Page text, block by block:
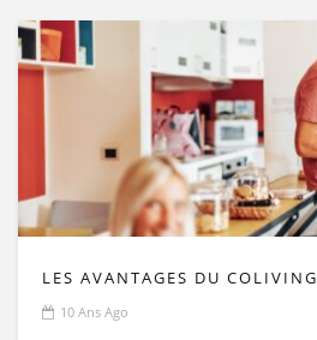
LES AVANTAGES DU COLIVING
10 Ans Ago